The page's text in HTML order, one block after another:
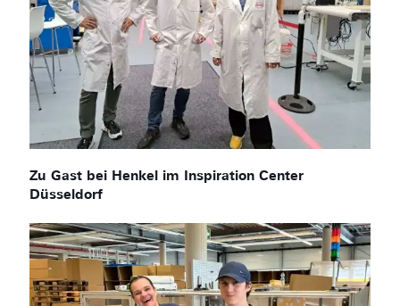
Zu Gast bei Henkel im Inspiration Center
Düsseldorf